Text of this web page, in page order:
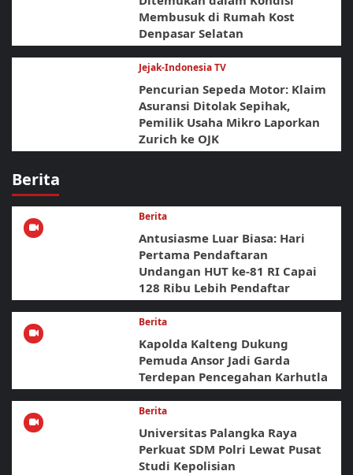
Membusuk di Rumah Kost
Denpasar Selatan
Jejak-Indonesia TV
Pencurian Sepeda Motor: Klaim
Asuransi Ditolak Sepihak,
Pemilik Usaha Mikro Laporkan
Zurich ke OJK
Berita
Berita
Antusiasme Luar Biasa: Hari
Pertama Pendaftaran
Undangan HUT ke-81 RI Capai
128 Ribu Lebih Pendaftar
Berita
Kapolda Kalteng Dukung
Pemuda Ansor Jadi Garda
Terdepan Pencegahan Karhutla
Berita
Universitas Palangka Raya
Perkuat SDM Polri Lewat Pusat
Studi Kepolisian